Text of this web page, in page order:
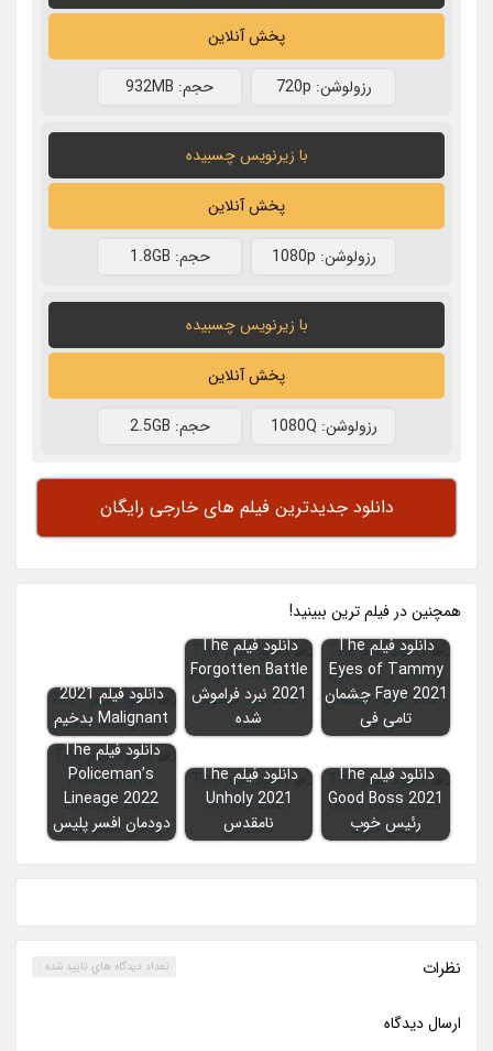
پخش آنلاین
رزولوشن: 720p حجم: 932MB
با زیرنویس چسبیده
پخش آنلاین
رزولوشن: 1080p حجم: 1.8GB
با زیرنویس چسبیده
پخش آنلاین
رزولوشن: 1080Q حجم: 2.5GB
دانلود جدیدترین فیلم های خارجی رایگان
همچنين در فيلم ترين ببينيد!
دانلود فیلم The
Eyes of Tammy
Faye 2021 چشمان
تامی فی
دانلود فیلم The
Forgotten Battle
2021 نبرد فراموش
شده
دانلود فیلم 2021
Malignant بدخیم
دانلود فیلم The
Good Boss 2021
رئیس خوب
دانلود فیلم The
Unholy 2021
نامقدس
دانلود فیلم The
Policeman’s
Lineage 2022
دودمان افسر پلیس
نظرات تعداد ديدگاه هاي تاييد شده :
ارسال ديدگاه